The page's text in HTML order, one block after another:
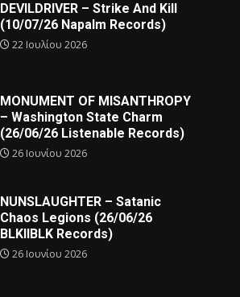
DEVILDRIVER – Strike And Kill
(10/07/26 Napalm Records)
22 Ιουλίου 2026
MONUMENT OF MISANTHROPY
– Washington State Charm
(26/06/26 Listenable Records)
26 Ιουνίου 2026
NUNSLAUGHTER – Satanic
Chaos Legions (26/06/26
BLKIIBLK Records)
26 Ιουνίου 2026